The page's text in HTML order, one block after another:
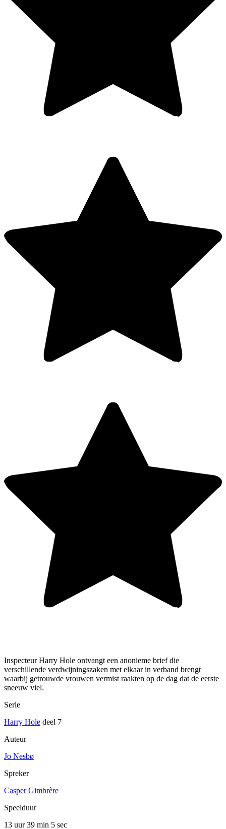
Inspecteur Harry Hole ontvangt een anonieme brief die
verschillende verdwijningszaken met elkaar in verband brengt
waarbij getrouwde vrouwen vermist raakten op de dag dat de eerste
sneeuw viel.
Serie
Harry Hole deel 7
Auteur
Jo Nesbø
Spreker
Casper Gimbrère
Speelduur
13 uur 39 min 5 sec